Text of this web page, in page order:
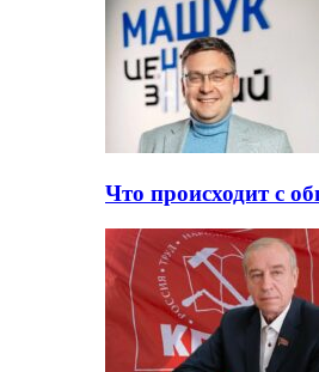
Что происходит с